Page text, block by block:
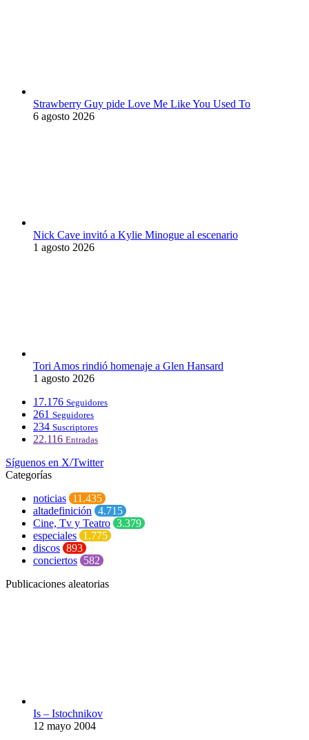
Strawberry Guy pide Love Me Like You Used To
6 agosto 2026
Nick Cave invitó a Kylie Minogue al escenario
1 agosto 2026
Tori Amos rindió homenaje a Glen Hansard
1 agosto 2026
17.176 Seguidores
261 Seguidores
234 Suscriptores
22.116 Entradas
Síguenos en X/Twitter
Categorías
noticias 11.435
altadefinición 4.715
Cine, Tv y Teatro 3.379
especiales 1.775
discos 893
conciertos 582
Publicaciones aleatorias
Is – Istochnikov
12 mayo 2004